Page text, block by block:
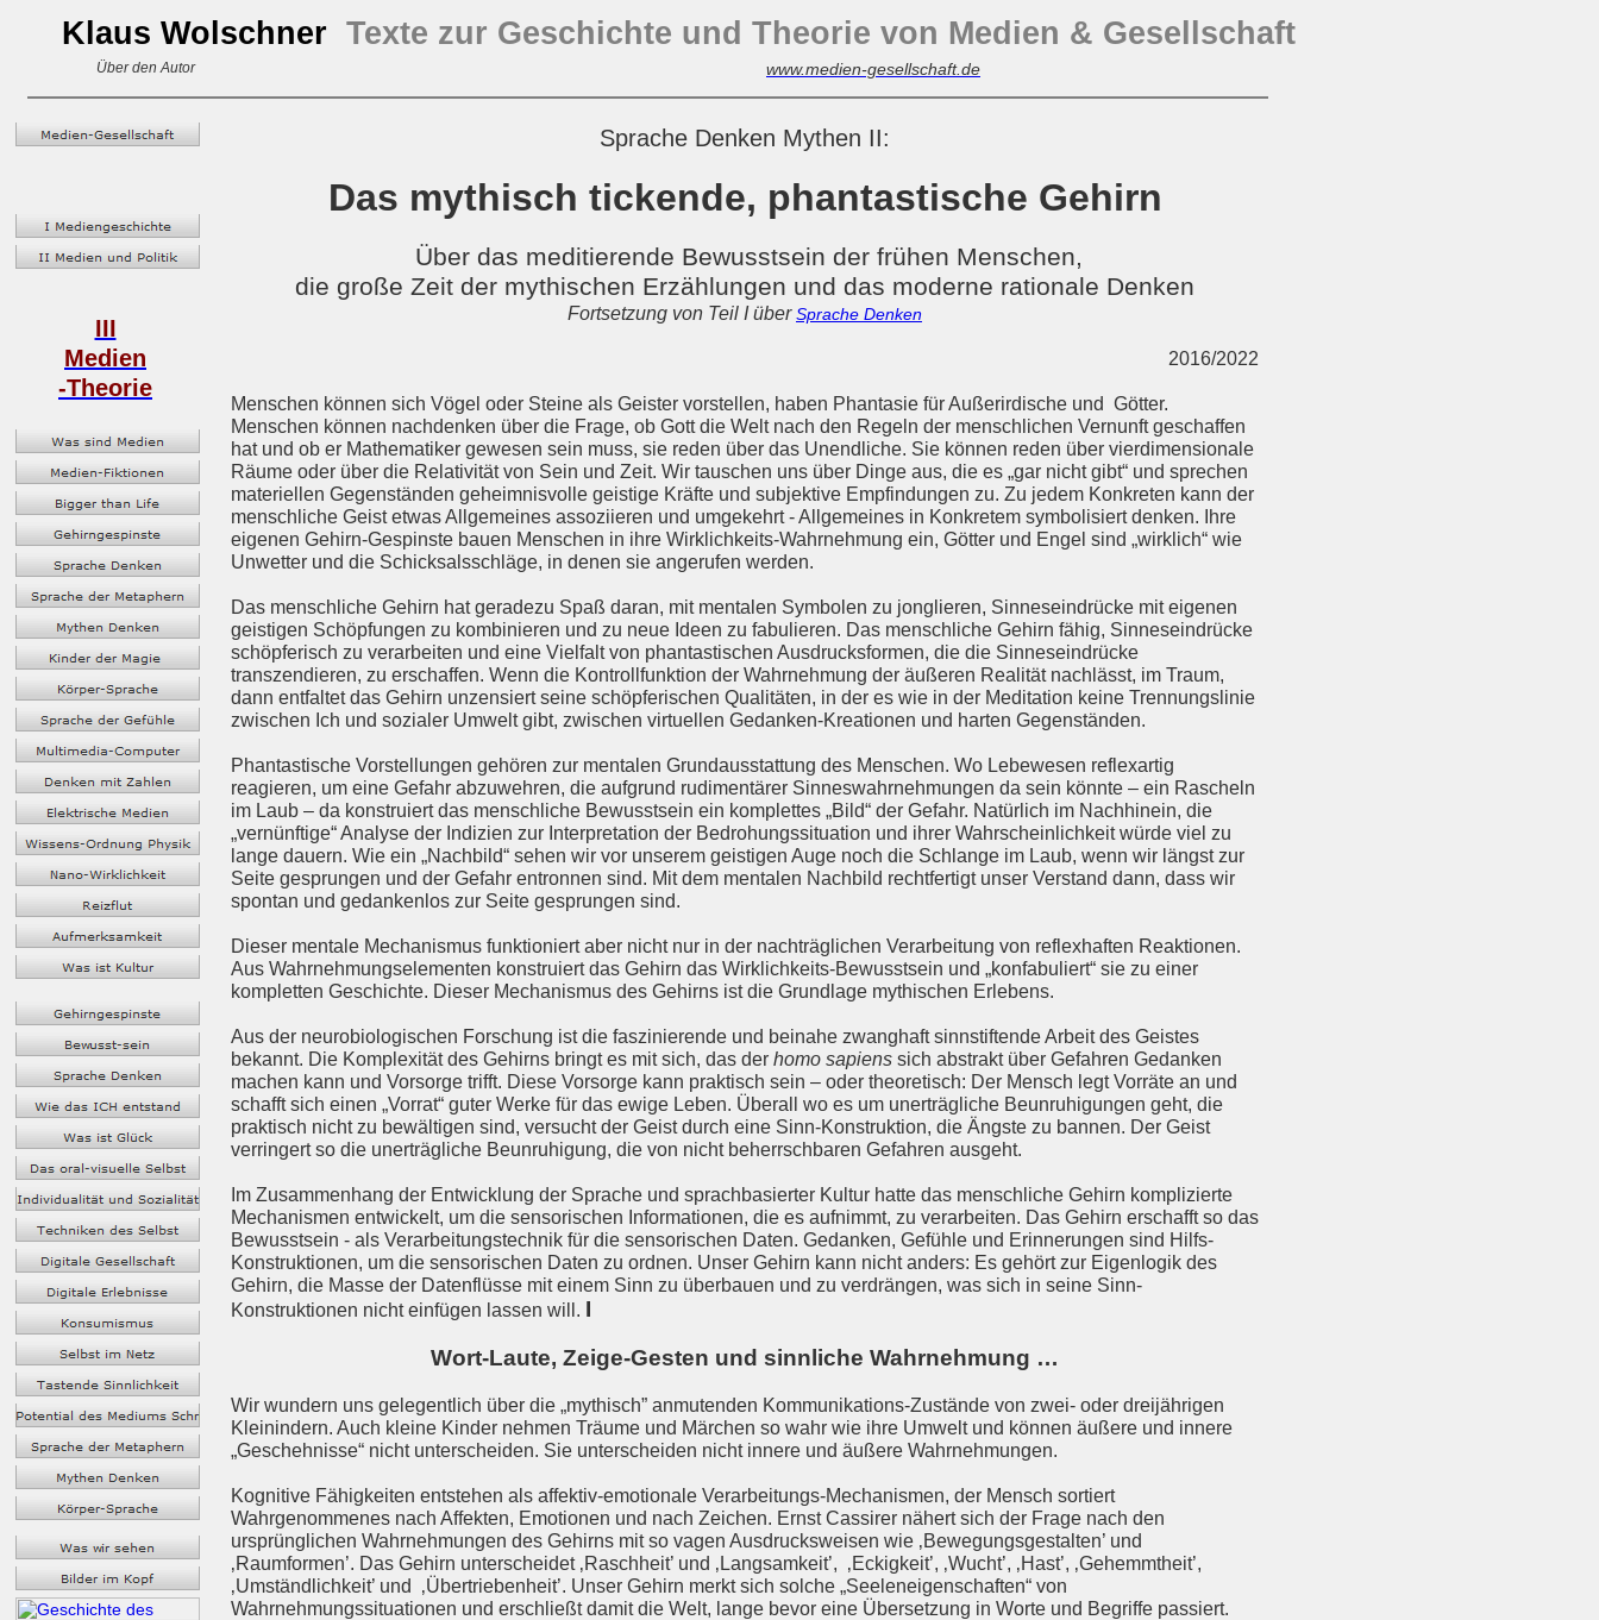
Klaus Wolschner Texte zur Geschichte und Theorie von Medien & Gesellschaft
Über den Autor www.medien-gesellschaft.de
III
Medien
-Theorie
Sprache Denken Mythen II:
Das mythisch tickende, phantastische Gehirn
Über das meditierende Bewusstsein der frühen Menschen,
die große Zeit der mythischen Erzählungen und das moderne rationale Denken
Fortsetzung von Teil I überSprache Denken
2016/2022
Menschen können sich Vögel oder Steine als Geister vorstellen, haben Phantasie für Außerirdische und Götter.
Menschen können nachdenken über die Frage, ob Gott die Welt nach den Regeln der menschlichen Vernunft geschaffen
hat und ob er Mathematiker gewesen sein muss, sie reden über das Unendliche. Sie können reden über vierdimensionale
Räume oder über die Relativität von Sein und Zeit. Wir tauschen uns über Dinge aus, die es „gar nicht gibt“ und sprechen
materiellen Gegenständen geheimnisvolle geistige Kräfte und subjektive Empfindungen zu. Zu jedem Konkreten kann der
menschliche Geist etwas Allgemeines assoziieren und umgekehrt - Allgemeines in Konkretem symbolisiert denken. Ihre
eigenen Gehirn-Gespinste bauen Menschen in ihre Wirklichkeits-Wahrnehmung ein, Götter und Engel sind „wirklich“ wie
Unwetter und die Schicksalsschläge, in denen sie angerufen werden.
Das menschliche Gehirn hat geradezu Spaß daran, mit mentalen Symbolen zu jonglieren, Sinneseindrücke mit eigenen
geistigen Schöpfungen zu kombinieren und zu neue Ideen zu fabulieren. Das menschliche Gehirn fähig, Sinneseindrücke
schöpferisch zu verarbeiten und eine Vielfalt von phantastischen Ausdrucksformen, die die Sinneseindrücke
transzendieren, zu erschaffen. Wenn die Kontrollfunktion der Wahrnehmung der äußeren Realität nachlässt, im Traum,
dann entfaltet das Gehirn unzensiert seine schöpferischen Qualitäten, in der es wie in der Meditation keine Trennungslinie
zwischen Ich und sozialer Umwelt gibt, zwischen virtuellen Gedanken-Kreationen und harten Gegenständen.
Phantastische Vorstellungen gehören zur mentalen Grundausstattung des Menschen. Wo Lebewesen reflexartig
reagieren, um eine Gefahr abzuwehren, die aufgrund rudimentärer Sinneswahrnehmungen da sein könnte – ein Rascheln
im Laub – da konstruiert das menschliche Bewusstsein ein komplettes „Bild“ der Gefahr. Natürlich im Nachhinein, die
„vernünftige“ Analyse der Indizien zur Interpretation der Bedrohungssituation und ihrer Wahrscheinlichkeit würde viel zu
lange dauern. Wie ein „Nachbild“ sehen wir vor unserem geistigen Auge noch die Schlange im Laub, wenn wir längst zur
Seite gesprungen und der Gefahr entronnen sind. Mit dem mentalen Nachbild rechtfertigt unser Verstand dann, dass wir
spontan und gedankenlos zur Seite gesprungen sind.
Dieser mentale Mechanismus funktioniert aber nicht nur in der nachträglichen Verarbeitung von reflexhaften Reaktionen.
Aus Wahrnehmungselementen konstruiert das Gehirn das Wirklichkeits-Bewusstsein und „konfabuliert“ sie zu einer
kompletten Geschichte. Dieser Mechanismus des Gehirns ist die Grundlage mythischen Erlebens.
Aus der neurobiologischen Forschung ist die faszinierende und beinahe zwanghaft sinnstiftende Arbeit des Geistes
bekannt. Die Komplexität des Gehirns bringt es mit sich, das der homo sapiens sich abstrakt über Gefahren Gedanken
machen kann und Vorsorge trifft. Diese Vorsorge kann praktisch sein – oder theoretisch: Der Mensch legt Vorräte an und
schafft sich einen „Vorrat“ guter Werke für das ewige Leben. Überall wo es um unerträgliche Beunruhigungen geht, die
praktisch nicht zu bewältigen sind, versucht der Geist durch eine Sinn-Konstruktion, die Ängste zu bannen. Der Geist
verringert so die unerträgliche Beunruhigung, die von nicht beherrschbaren Gefahren ausgeht.
Im Zusammenhang der Entwicklung der Sprache und sprachbasierter Kultur hatte das menschliche Gehirn komplizierte
Mechanismen entwickelt, um die sensorischen Informationen, die es aufnimmt, zu verarbeiten. Das Gehirn erschafft so das
Bewusstsein - als Verarbeitungstechnik für die sensorischen Daten. Gedanken, Gefühle und Erinnerungen sind Hilfs-
Konstruktionen, um die sensorischen Daten zu ordnen. Unser Gehirn kann nicht anders: Es gehört zur Eigenlogik des
Gehirn, die Masse der Datenflüsse mit einem Sinn zu überbauen und zu verdrängen, was sich in seine Sinn-
Konstruktionen nicht einfügen lassen will. I
Wort-Laute, Zeige-Gesten und sinnliche Wahrnehmung …
Wir wundern uns gelegentlich über die „mythisch” anmutenden Kommunikations-Zustände von zwei- oder dreijährigen
Kleinindern. Auch kleine Kinder nehmen Träume und Märchen so wahr wie ihre Umwelt und können äußere und innere
„Geschehnisse“ nicht unterscheiden. Sie unterscheiden nicht innere und äußere Wahrnehmungen.
Kognitive Fähigkeiten entstehen als affektiv-emotionale Verarbeitungs-Mechanismen, der Mensch sortiert
Wahrgenommenes nach Affekten, Emotionen und nach Zeichen. Ernst Cassirer nähert sich der Frage nach den
ursprünglichen Wahrnehmungen des Gehirns mit so vagen Ausdrucksweisen wie ‚Bewegungsgestalten’ und
‚Raumformen’. Das Gehirn unterscheidet ‚Raschheit’ und ‚Langsamkeit’, ‚Eckigkeit’, ‚Wucht’, ‚Hast’, ‚Gehemmtheit’,
‚Umständlichkeit’ und ‚Übertriebenheit’. Unser Gehirn merkt sich solche „Seeleneigenschaften“ von
Wahrnehmungssituationen und erschließt damit die Welt, lange bevor eine Übersetzung in Worte und Begriffe passiert.